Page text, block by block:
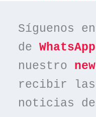
Síguenos
de WhatsApp
nuestro
recibir
noticias de